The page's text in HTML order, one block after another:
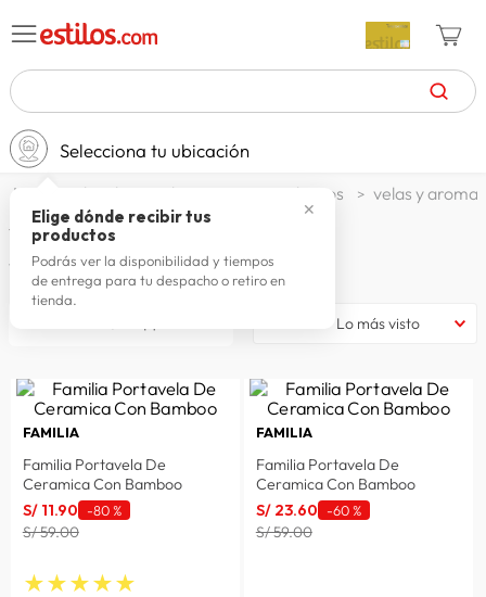
TÉRMINOS MÁS BUSCADOS
1.
2. celulares
3. zapatillas hombre
4. moda
7. terrex
8. laptop
9. spiderman
10. lavadora
Selecciona tu ubicación
✕
Elige dónde recibir tus
productos
Podrás ver la disponibilidad y tiempos
de entrega para tu despacho o retiro en
tienda.
decohogar decoracion adornos velas y
VELAS Y AROMATIZADORES
7 productos
Lo más visto
FAMILIA
Familia Portavela De
Ceramica Con Bamboo
S/ 11.90 -80 %
S/ 59.00
★★★★★
FAMILIA
Familia Portavela De
Ceramica Con Bamboo
S/ 23.60 -60 %
S/ 59.00